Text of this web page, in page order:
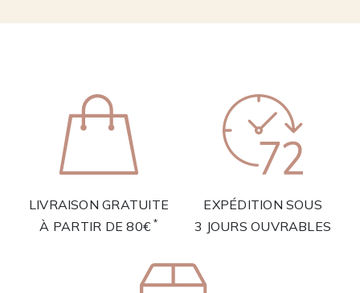
LIVRAISON GRATUITE
À PARTIR DE 80€ *
EXPÉDITION SOUS
3 JOURS OUVRABLES